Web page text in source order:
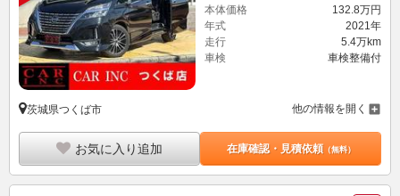
本体価格
132.8万円
年式
2021年
走行
5.4万km
車検
車検整備付
茨城県つくば市 他の情報を開く
お気に入り追加 在庫確認・見積依頼（無料）